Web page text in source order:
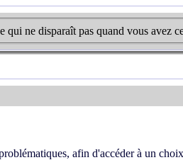
qui ne disparaît pas quand vous avez
afin d'accéder à un